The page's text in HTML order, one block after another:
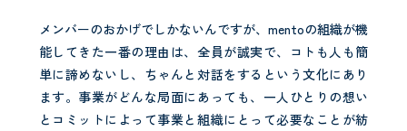
メンバーのおかげでしかないんですが、mentoの組織が機
能してきた一番の理由は、全員が誠実で、コトも人も簡
単に諦めないし、ちゃんと対話をするという文化にあり
ます。事業がどんな局面にあっても、一人ひとりの想い
とコミットによって事業と組織にとって必要なことが紡